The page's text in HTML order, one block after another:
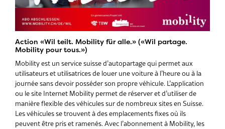
Action «Wil teilt. Mobility für alle.» («Wil partage.
Mobility pour tous.»)
Mobility est un service suisse d’autopartage qui permet aux
utilisateurs et utilisatrices de louer une voiture à l’heure ou à la
journée sans devoir posséder son propre véhicule. L’application
ou le site Internet Mobility permet de réserver et d’utiliser de
manière flexible des véhicules sur de nombreux sites en Suisse.
Les véhicules se trouvent à des emplacements fixes où ils
peuvent être pris et ramenés. Avec l’abonnement à Mobility, les